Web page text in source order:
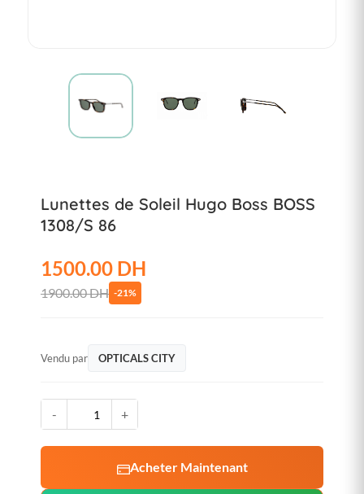
Lunettes de Soleil Hugo Boss BOSS
1308/S 86
1500.00 DH
1900.00 DH -21%
Vendu par OPTICALS CITY
- +
Acheter Maintenant